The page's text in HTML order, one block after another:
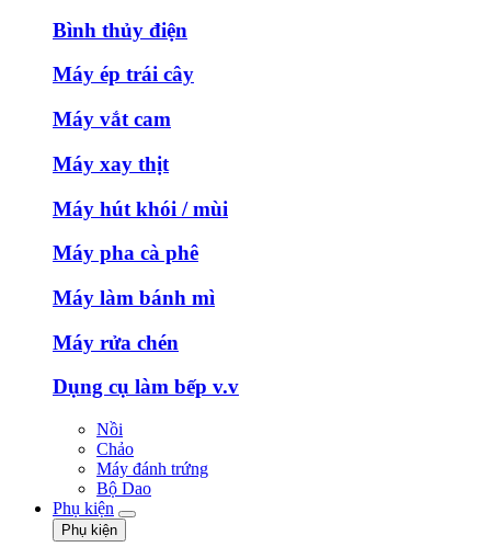
Bình thủy điện
Máy ép trái cây
Máy vắt cam
Máy xay thịt
Máy hút khói / mùi
Máy pha cà phê
Máy làm bánh mì
Máy rửa chén
Dụng cụ làm bếp v.v
Nồi
Chảo
Máy đánh trứng
Bộ Dao
Phụ kiện
Phụ kiện